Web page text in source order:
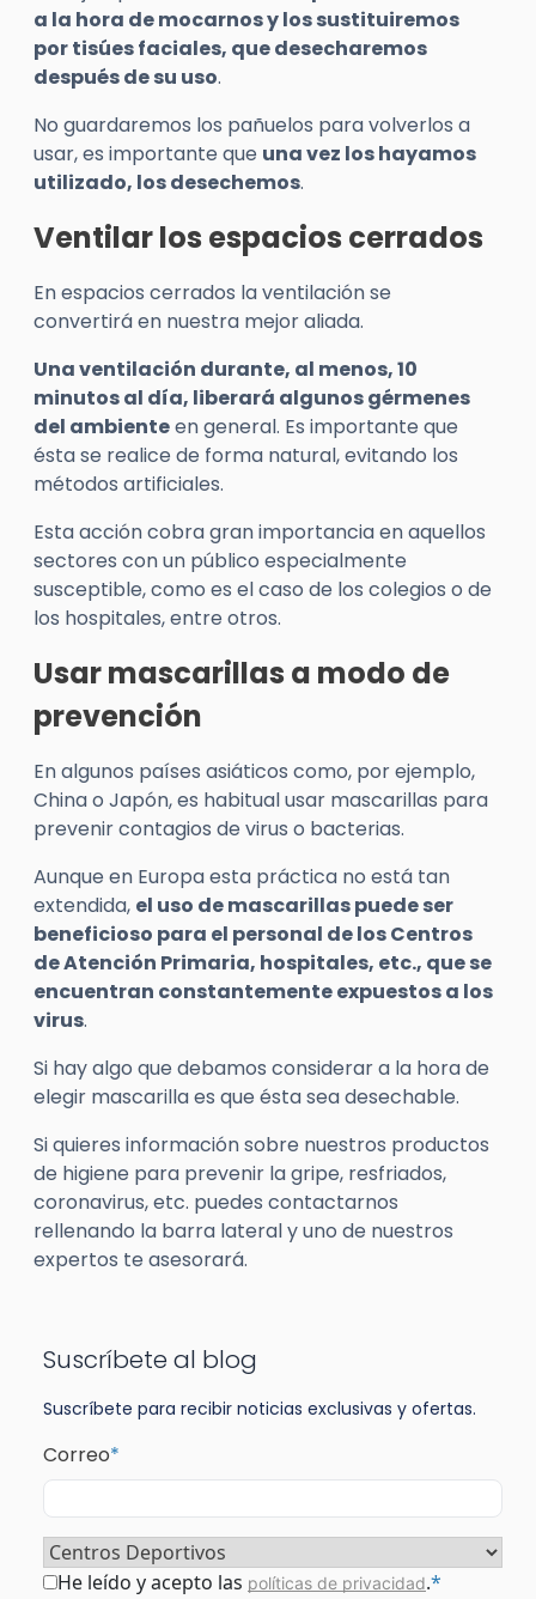
a la hora de mocarnos y los sustituiremos
por tisúes faciales, que desecharemos
después de su uso.
No guardaremos los pañuelos para volverlos a
usar, es importante que una vez los hayamos
utilizado, los desechemos.
Ventilar los espacios cerrados
En espacios cerrados la ventilación se
convertirá en nuestra mejor aliada.
Una ventilación durante, al menos, 10
minutos al día, liberará algunos gérmenes
del ambienteen general. Es importante que
ésta se realice de forma natural, evitando los
métodos artificiales.
Esta acción cobra gran importancia en aquellos
sectores con un público especialmente
susceptible, como es el caso de los colegios o de
los hospitales, entre otros.
Usar mascarillas a modo de
prevención
En algunos países asiáticos como, por ejemplo,
China o Japón, es habitual usar mascarillas para
prevenir contagios de virus o bacterias.
Aunque en Europa esta práctica no está tan
extendida, el uso de mascarillas puede ser
beneficioso para el personal de los Centros
de Atención Primaria, hospitales, etc., que se
encuentran constantemente expuestos a los
virus.
Si hay algo que debamos considerar a la hora de
elegir mascarilla es que ésta sea desechable.
Si quieres información sobre nuestros productos
de higiene para prevenir la gripe, resfriados,
coronavirus, etc. puedes contactarnos
rellenando la barra lateral y uno de nuestros
expertos te asesorará.
Suscríbete al blog
Suscríbete para recibir noticias exclusivas y ofertas.
Correo*
Sector*
Consentimiento*
He leído y acepto las políticas de privacidad.*